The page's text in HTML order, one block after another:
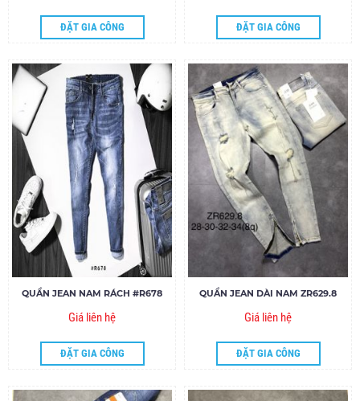
ĐẶT GIA CÔNG ĐẶT GIA CÔNG
QUẦN JEAN NAM RÁCH #R678
Giá liên hệ
ĐẶT GIA CÔNG
QUẦN JEAN DÀI NAM ZR629.8
Giá liên hệ
ĐẶT GIA CÔNG